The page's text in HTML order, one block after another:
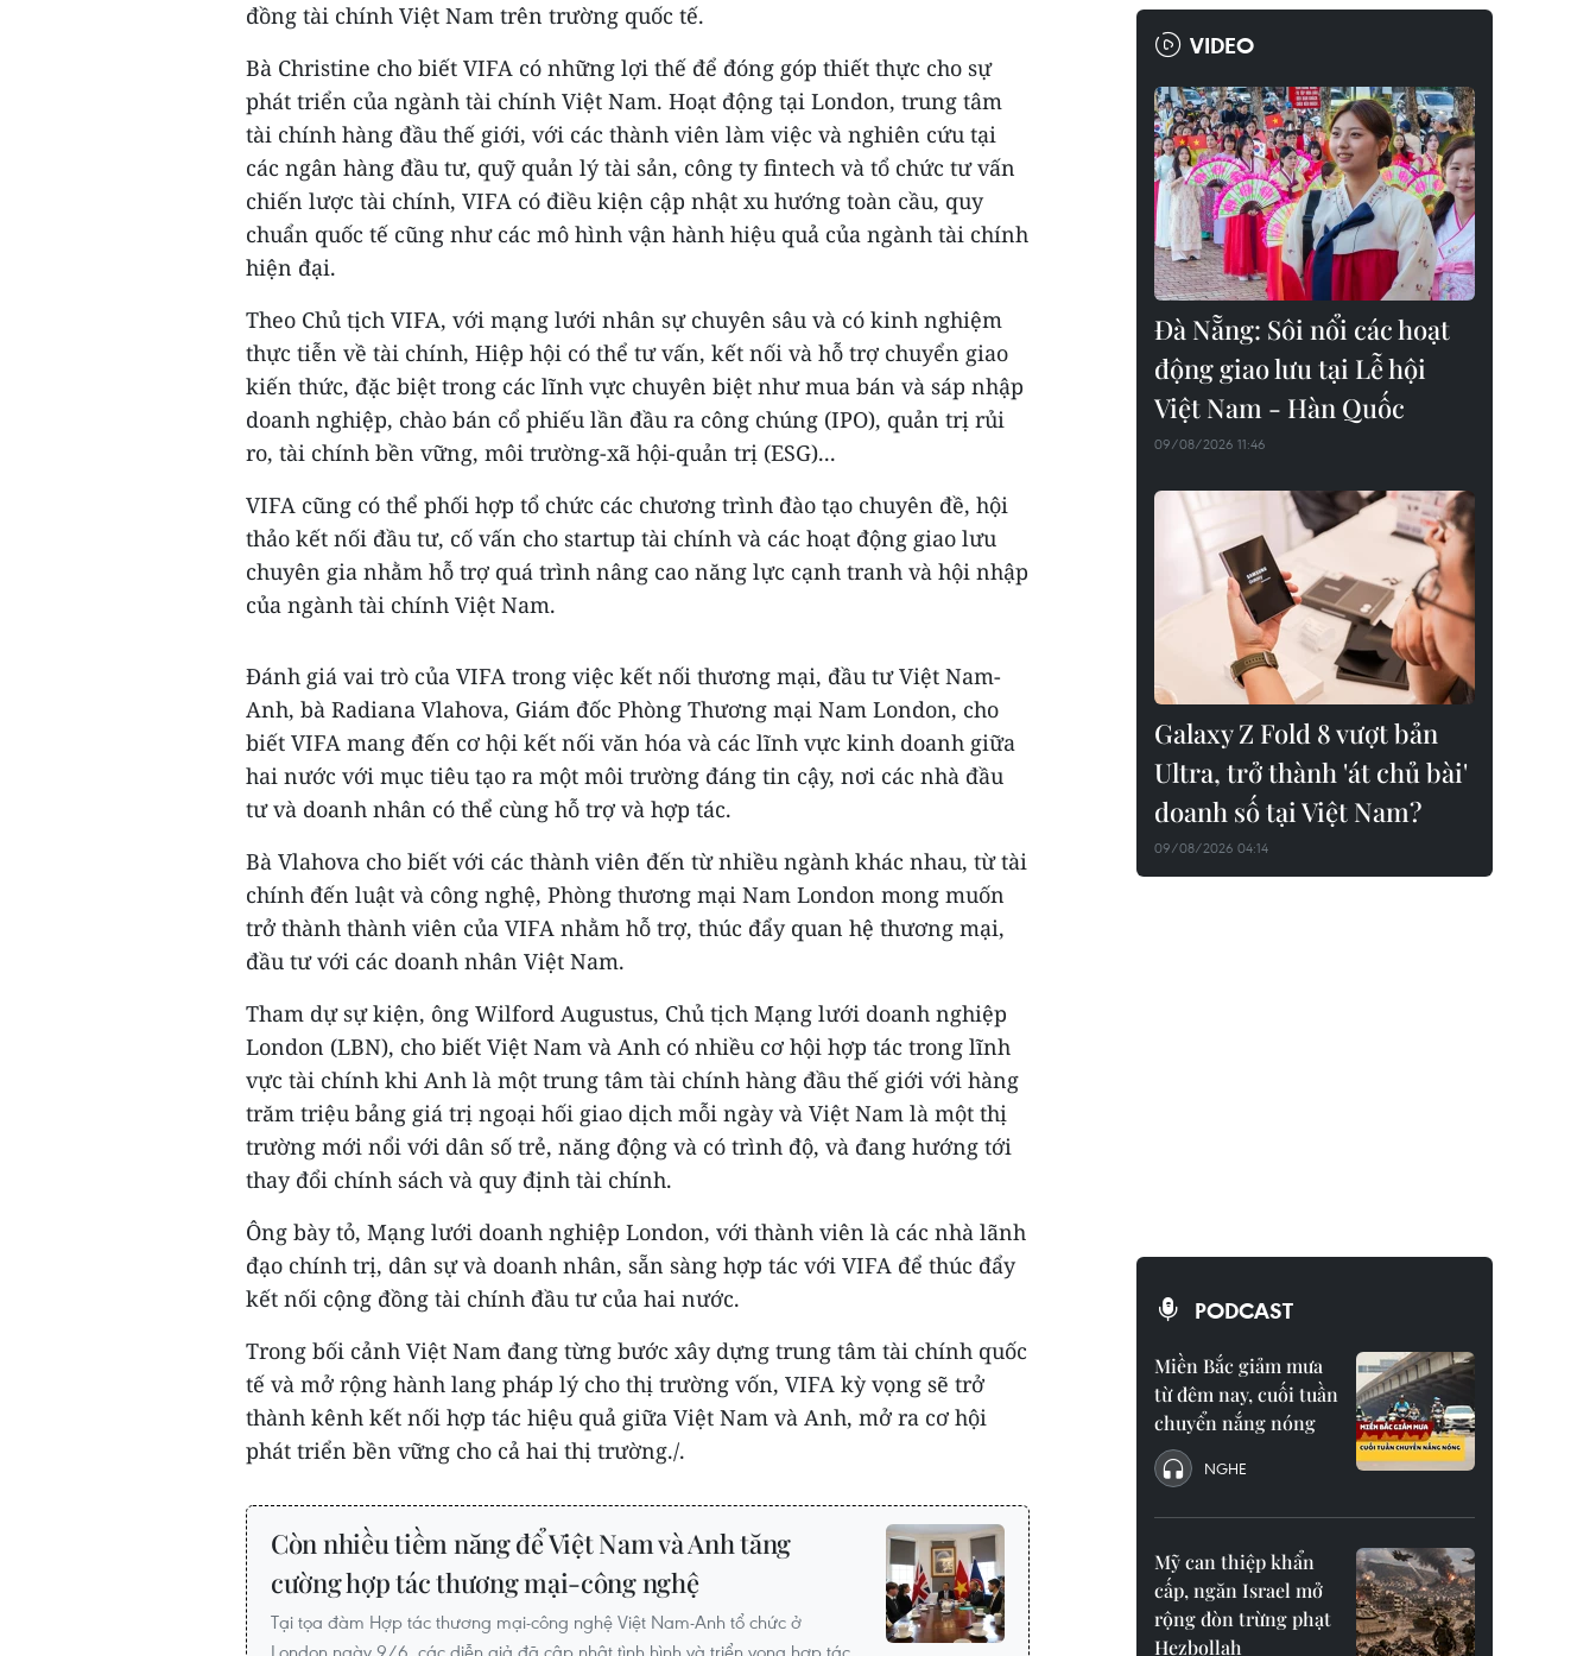
đồng tài chính Việt Nam trên trường quốc tế.
Bà Christine cho biết VIFA có những lợi thế để đóng góp thiết thực cho sự
phát triển của ngành tài chính Việt Nam. Hoạt động tại London, trung tâm
tài chính hàng đầu thế giới, với các thành viên làm việc và nghiên cứu tại
các ngân hàng đầu tư, quỹ quản lý tài sản, công ty fintech và tổ chức tư vấn
chiến lược tài chính, VIFA có điều kiện cập nhật xu hướng toàn cầu, quy
chuẩn quốc tế cũng như các mô hình vận hành hiệu quả của ngành tài chính
hiện đại.
Theo Chủ tịch VIFA, với mạng lưới nhân sự chuyên sâu và có kinh nghiệm
thực tiễn về tài chính, Hiệp hội có thể tư vấn, kết nối và hỗ trợ chuyển giao
kiến thức, đặc biệt trong các lĩnh vực chuyên biệt như mua bán và sáp nhập
doanh nghiệp, chào bán cổ phiếu lần đầu ra công chúng (IPO), quản trị rủi
ro, tài chính bền vững, môi trường-xã hội-quản trị (ESG)...
VIFA cũng có thể phối hợp tổ chức các chương trình đào tạo chuyên đề, hội
thảo kết nối đầu tư, cố vấn cho startup tài chính và các hoạt động giao lưu
chuyên gia nhằm hỗ trợ quá trình nâng cao năng lực cạnh tranh và hội nhập
của ngành tài chính Việt Nam.
Đánh giá vai trò của VIFA trong việc kết nối thương mại, đầu tư Việt Nam-
Anh, bà Radiana Vlahova, Giám đốc Phòng Thương mại Nam London, cho
biết VIFA mang đến cơ hội kết nối văn hóa và các lĩnh vực kinh doanh giữa
hai nước với mục tiêu tạo ra một môi trường đáng tin cậy, nơi các nhà đầu
tư và doanh nhân có thể cùng hỗ trợ và hợp tác.
Bà Vlahova cho biết với các thành viên đến từ nhiều ngành khác nhau, từ tài
chính đến luật và công nghệ, Phòng thương mại Nam London mong muốn
trở thành thành viên của VIFA nhằm hỗ trợ, thúc đẩy quan hệ thương mại,
đầu tư với các doanh nhân Việt Nam.
Tham dự sự kiện, ông Wilford Augustus, Chủ tịch Mạng lưới doanh nghiệp
London (LBN), cho biết Việt Nam và Anh có nhiều cơ hội hợp tác trong lĩnh
vực tài chính khi Anh là một trung tâm tài chính hàng đầu thế giới với hàng
trăm triệu bảng giá trị ngoại hối giao dịch mỗi ngày và Việt Nam là một thị
trường mới nổi với dân số trẻ, năng động và có trình độ, và đang hướng tới
thay đổi chính sách và quy định tài chính.
Ông bày tỏ, Mạng lưới doanh nghiệp London, với thành viên là các nhà lãnh
đạo chính trị, dân sự và doanh nhân, sẵn sàng hợp tác với VIFA để thúc đẩy
kết nối cộng đồng tài chính đầu tư của hai nước.
Trong bối cảnh Việt Nam đang từng bước xây dựng trung tâm tài chính quốc
tế và mở rộng hành lang pháp lý cho thị trường vốn, VIFA kỳ vọng sẽ trở
thành kênh kết nối hợp tác hiệu quả giữa Việt Nam và Anh, mở ra cơ hội
phát triển bền vững cho cả hai thị trường./.
Còn nhiều tiềm năng để Việt Nam và Anh tăng
cường hợp tác thương mại-công nghệ
Tại tọa đàm Hợp tác thương mại-công nghệ Việt Nam-Anh tổ chức ở
VIDEO
Đà Nẵng: Sôi nổi các hoạt
động giao lưu tại Lễ hội
Việt Nam - Hàn Quốc
09/08/2026 11:46
Galaxy Z Fold 8 vượt bản
Ultra, trở thành 'át chủ bài'
doanh số tại Việt Nam?
09/08/2026 04:14
PODCAST
Miền Bắc giảm mưa
từ đêm nay, cuối tuần
chuyển nắng nóng
NGHE
Mỹ can thiệp khẩn
cấp, ngăn Israel mở
rộng đòn trừng phạt
Hezbollah